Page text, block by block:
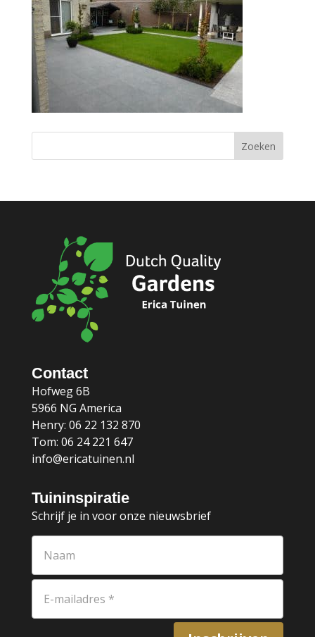
Zoeken
Contact
Hofweg 6B
5966 NG America
Henry: 06 22 132 870
Tom: 06 24 221 647
info@ericatuinen.nl
Tuininspiratie
Schrijf je in voor onze nieuwsbrief